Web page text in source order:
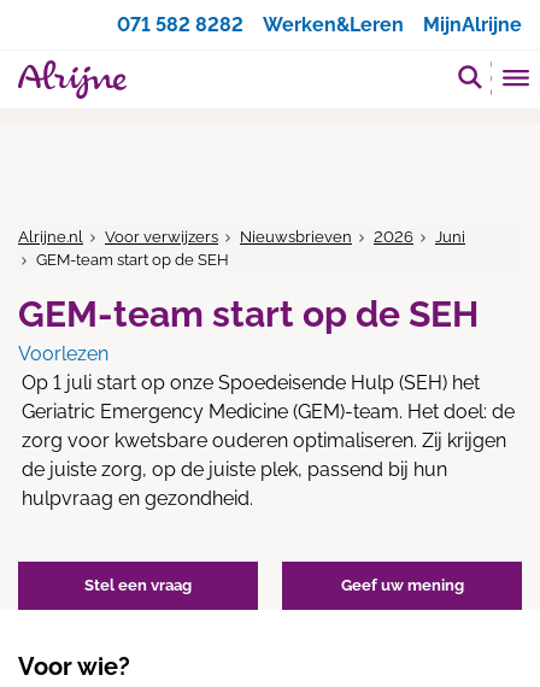
071 582 8282
Werken&Leren MijnAlrijne
Alrijne.nl Voor verwijzers Nieuwsbrieven 2026
Juni
GEM-team start op de SEH
GEM-team start op de SEH
Voorlezen
Op 1 juli start op onze Spoedeisende Hulp (SEH) het
Geriatric Emergency Medicine (GEM)-team. Het doel: de
zorg voor kwetsbare ouderen optimaliseren. Zij krijgen
de juiste zorg, op de juiste plek, passend bij hun
hulpvraag en gezondheid.
Stel een vraag Geef uw mening
Voor wie?